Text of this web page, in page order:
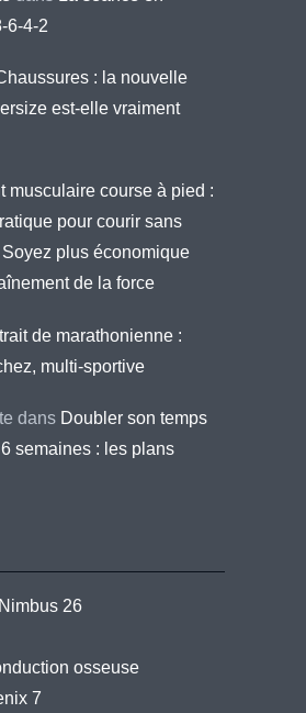
6-4-2
: la nouvelle
est-elle vraiment
musculaire course à pied :
pour courir sans
Soyez plus économique
de la force
de marathonienne :
multi-sportive
dans Doubler son temps
semaines : les plans
26
osseuse
7